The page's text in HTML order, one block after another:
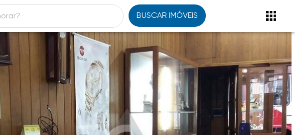
BUSCAR IMÓVEIS